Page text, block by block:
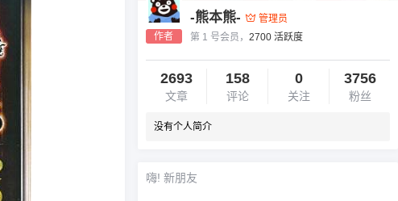
作者
-熊本熊-
管理员
第 1 号会员， 2700 活跃度
2693
文章
158
评论
0
关注
3756
粉丝
没有个人简介
嗨! 新朋友